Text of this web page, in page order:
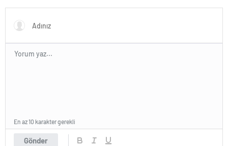
Gönder
En az 10 karakter gerekli